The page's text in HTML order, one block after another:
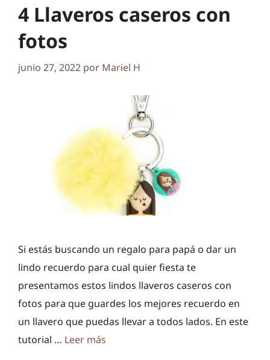
4 Llaveros caseros con
fotos
junio 27, 2022 por Mariel H
Si estás buscando un regalo para papá o dar un
lindo recuerdo para cual quier fiesta te
presentamos estos lindos llaveros caseros con
fotos para que guardes los mejores recuerdo en
un llavero que puedas llevar a todos lados. En este
tutorial … Leer más